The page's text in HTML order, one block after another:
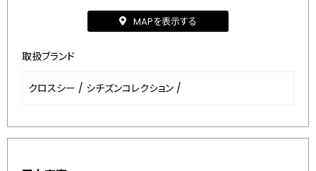
MAPを表示する
取扱ブランド
クロスシー / シチズンコレクション /